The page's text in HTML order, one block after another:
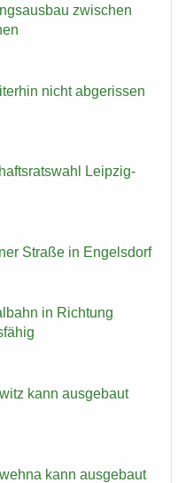
zwi­schen
nicht ab­ge­ris­sen
Leipzig-​
Stra­ße in En­gels­dorf
in Rich­tung
kann aus­ge­baut
kann aus­ge­baut